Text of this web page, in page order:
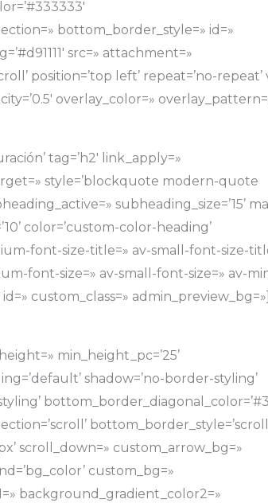
bottom_border_style=» id=»
src=» attachment=»
position=’top left’ repeat=’no-repeat’
overlay_color=»
tag=’h2′ link_apply=»
style=’blockquote modern-quote
subheading_size=’15’
color=’custom-color-heading’
font-size-title=» av-small-font-size-
font-size=» av-small-font-size=» av-
custom_class=» admin_preview_bg=»]
min_height_pc=’25’
shadow=’no-border-styling’
scroll_down=» custom_arrow_bg=»
custom_bg=»
background_gradient_color2=»